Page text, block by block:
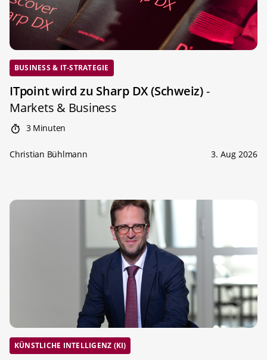
BUSINESS & IT-STRATEGIE
ITpoint wird zu Sharp DX (Schweiz)-
Markets & Business
3 Minuten
Christian Bühlmann 3. Aug 2026
KÜNSTLICHE INTELLIGENZ (KI)